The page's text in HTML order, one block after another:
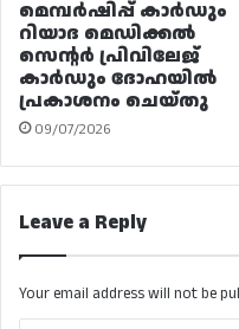
മെമ്പർഷിപ്പ് കാർഡും
റിയാദ മെഡിക്കൽ
സെന്റർ പ്രിവിലേജ്
കാർഡും ദോഹയിൽ
പ്രകാശനം ചെയ്തു
09/07/2026
Leave a Reply
Your email address will not be